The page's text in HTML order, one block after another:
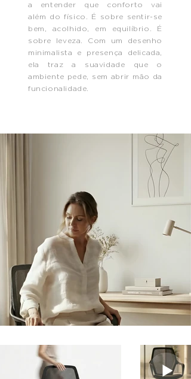
a entender que conforto vai
além do físico. É sobre sentir-se
bem, acolhido, em equilíbrio. É
sobre leveza. Com um desenho
minimalista e presença delicada,
ela traz a suavidade que o
ambiente pede, sem abrir mão da
funcionalidade.